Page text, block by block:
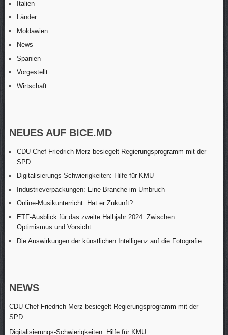
Italien
Länder
Moldawien
News
Spanien
Vorgestellt
Wirtschaft
NEUES AUF BICE.MD
CDU-Chef Friedrich Merz besiegelt Regierungsprogramm mit der
SPD
Digitalisierungs-Schwierigkeiten: Hilfe für KMU
Industrieverpackungen: Eine Branche im Umbruch
Online-Musikunterricht: Hat er Zukunft?
ETF-Ausblick für das zweite Halbjahr 2024: Zwischen
Optimismus und Vorsicht
Die Auswirkungen der künstlichen Intelligenz auf die Fotografie
NEWS
CDU-Chef Friedrich Merz besiegelt Regierungsprogramm mit der
SPD
Digitalisierungs-Schwierigkeiten: Hilfe für KMU